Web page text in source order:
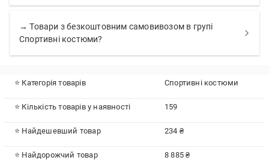
→ Товари з безкоштовним самовивозом в групі
Спортивні костюми?
⭐ Категорія товарів Спортивні костюми
⭐ Кількість товарів у наявності 159
⭐ Найдешевший товар 234 ₴
⭐ Найдорожчий товар 8 885 ₴